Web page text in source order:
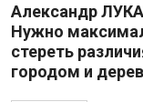
Александр
Нужно
стереть
городом и